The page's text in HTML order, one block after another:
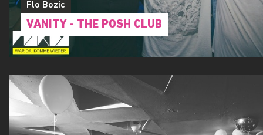
Flo Bozic
VANITY - THE POSH CLUB